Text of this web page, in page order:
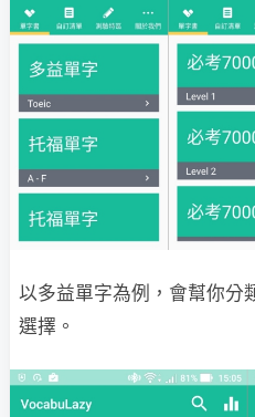
以多益單字為例，會幫你分
選擇。